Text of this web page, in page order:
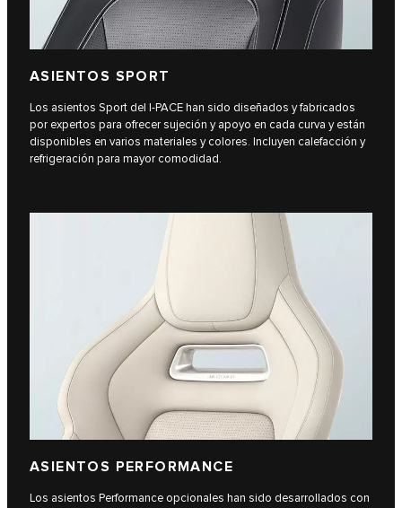
ASIENTOS SPORT
Los asientos Sport del I‑PACE han sido diseñados y fabricados
por expertos para ofrecer sujeción y apoyo en cada curva y están
disponibles en varios materiales y colores. Incluyen calefacción y
refrigeración para mayor comodidad.
ASIENTOS PERFORMANCE
Los asientos Performance opcionales han sido desarrollados con